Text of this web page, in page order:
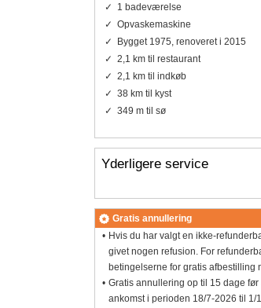
1 badeværelse
Opvaskemaskine
Bygget 1975, renoveret i 2015
2,1 km til restaurant
2,1 km til indkøb
38 km til kyst
349 m til sø
Yderligere service
Gratis annullering
Hvis du har valgt en ikke-
givet nogen refusion. For
betingelserne for gratis afbestilling
Gratis annullering op til 15 dage
ankomst i perioden 18/7-2026 til 1/